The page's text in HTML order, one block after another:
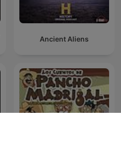
Ancient Aliens